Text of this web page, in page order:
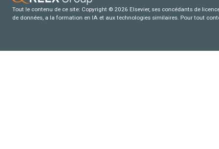
Tout le contenu de ce site: Copyright © 2026 Elsevier, ses concédants de
de données, a la formation en IA et aux technologies similaires. Pour tout